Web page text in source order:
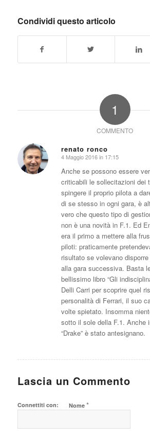
Condividi questo articolo
1
COMMENTO
renato ronco
dice:
4 Maggio 2016 in 17:15
Anche se possono essere
criticabili le sollecitazioni dei
spingere il proprio pilota a
di se stesso in ogni gara, è
vero che questo tipo di
non è una novità in F.1. Ed
era il primo a mettere alla
piloti: praticamente
risultato se volevano
alla gara successiva. Basta
bellissimo libro “Gli
Delli Carri per scoprire quel
personalità di Ferrari, il suo
volte spietato. Insomma
sotto il sole della F.1. Anche
“Drake” è stato antesignano.
Lascia un Commento
Connettiti con: Nome *